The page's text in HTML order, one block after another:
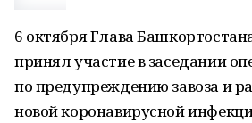
6 октября Глава
принял участие в заседании
по предупреждению завоза и
новой коронавирусной